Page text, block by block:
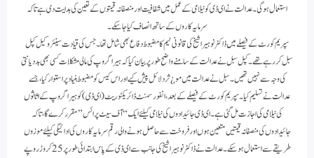
استعمال ہو گی۔ عدالت نے ای ڈی کو نیلامی کے عمل میں شفافیت اور منصفانہ قیمتوں کے تعین کی ہدایت دی ہے تاکہ
سرمایہ کاروں کے ساتھ انصاف کیا جا سکے۔
سپریم کورٹ کے فیصلے میں ڈاکٹر نوہیرا شیخ کی قانونی ٹیم کا مضبوط دفاع بھی شامل تھا۔ جس کی قیادت سینئر وکیل کپل
سبل کر رہے تھے۔ کپل سبل نے عدالت کے سامنے واضح طور پر بیان کیا کہ ہیرا گروپ کی مالی مشکلات کسی بھی بددیانتی
کی وجہ سے نہیں تھیں۔ سبل نے عدالت میں مو ¿ثر دلائل پیش کیے اور اس کیس کو مضبوط بنیاد پر استوار کیا، جسے
عدالت نے تسلیم کیا۔سپریم کورٹ کے فیصلے کے بعد، انفورسمنٹ ڈائریکٹوریٹ (ای ڈی) کو ہیرا گروپ کے اثاثوں
کی نیلامی کی اجازت مل گئی ہے۔ ای ڈی جائیدادوں کی نیلامی کیلئے ایک “آف سیٹ پرائس” مقرر کرے گا، تاکہ
جائیدادوں کی منصفانہ قیمتیں متعین ہوں اور فروخت سے حاصل ہونے والی رقم سرمایہ کاروں کی ادائیگی کیلئے موزوں
طریقے سے استعمال ہو سکے۔عدالت نے ڈاکٹر نوہیرا شیخ کی جانب سے ای ڈی کے پاس ابتدائی طور پر 25 کروڑ روپے